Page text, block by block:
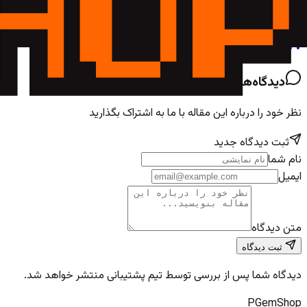
خرید جم، سی‌پی و شارژ بازی‌ها با تحویل فوری
دیدگاه‌های کاربران دیدگاه
نظر خود را درباره این مقاله با ما به اشتراک بگذارید
ثبت دیدگاه جدید
نام شما
ایمیل
متن دیدگاه
ثبت دیدگاه
دیدگاه شما پس از بررسی توسط تیم پشتیبانی منتشر خواهد شد.